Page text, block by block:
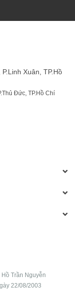
Xuân, TP.Hồ
Đức, TP.Hồ Chí
Trần Nguyễn
22/08/2003